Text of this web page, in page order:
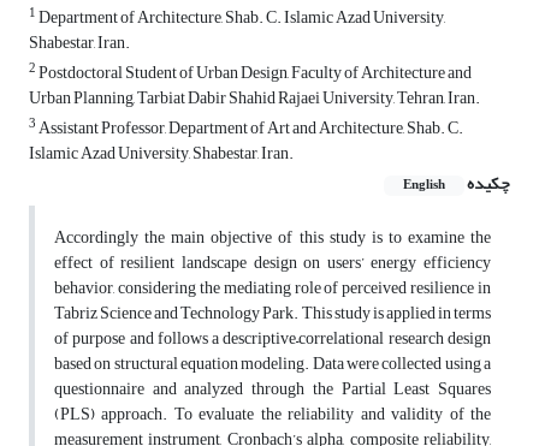
1Department of Architecture, Shab. C. Islamic Azad University,
Shabestar, Iran.
2Postdoctoral Student of Urban Design, Faculty of Architecture and
Urban Planning, Tarbiat Dabir Shahid Rajaei University, Tehran, Iran.
3Assistant Professor, Department of Art and Architecture, Shab. C.
Islamic Azad University, Shabestar, Iran.
چکیده
English
Accordingly the main objective of this study is to examine the
effect of resilient landscape design on users’ energy efficiency
behavior, considering the mediating role of perceived resilience in
Tabriz Science and Technology Park. This study is applied in terms
of purpose and follows a descriptive–correlational research design
based on structural equation modeling. Data were collected using a
questionnaire and analyzed through the Partial Least Squares
(PLS) approach. To evaluate the reliability and validity of the